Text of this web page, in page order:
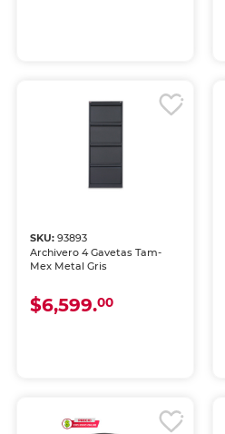
SKU:93893
Archivero 4 Gavetas Tam-
Mex Metal Gris
$6,599.00